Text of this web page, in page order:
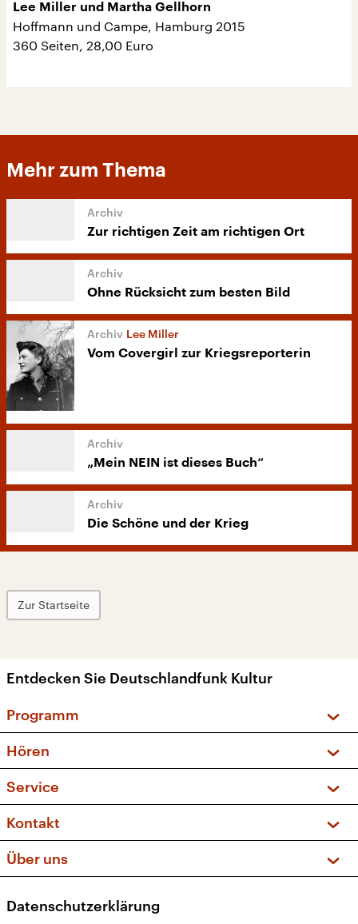
Lee Miller und Martha Gellhorn
Hoffmann und Campe, Hamburg 2015
360 Seiten, 28,00 Euro
Mehr zum Thema
Zur richtigen Zeit am richtigen Ort
Ohne Rücksicht zum besten Bild
Lee Miller
Vom Covergirl zur Kriegsreporterin
„Mein NEIN ist dieses Buch“
Die Schöne und der Krieg
Zur Startseite
Entdecken Sie Deutschlandfunk Kultur
Programm
Sendungen und Podcasts
Musikliste
Kakadu – Das Kinderprogramm
Hören
Frequenzen (UKW + DAB+)
Service
FAQ
Apps
Newsletter
Veranstaltungen
Kontakt
Social Media
Über uns
Presse
Datenschutzerklärung